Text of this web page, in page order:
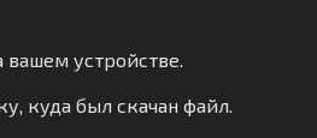
устройстве.
куда был скачан файл.